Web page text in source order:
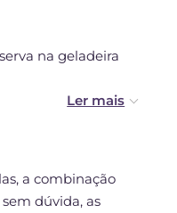
na geladeira
a combinação
dúvida, as